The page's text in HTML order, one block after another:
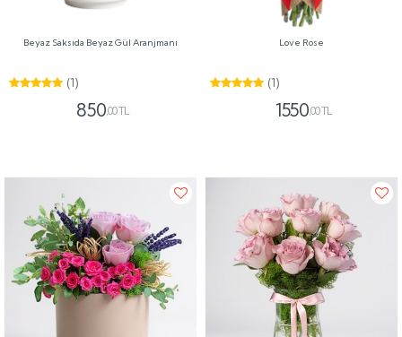
Beyaz Saksıda Beyaz Gül Aranjmanı
(1)
850,00 TL
Love Rose
(1)
1550,00 TL